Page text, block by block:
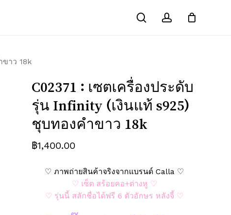
searchaccount
ขาว 18k
C02371 : เซตเครื่องประดับ
รุ่น Infinity (เงินแท้ s925)
ชุบทองคำขาว 18k
฿1,400.00
♡ ภาพถ่ายสินค้าจริงจากแบรนด์ Calla ♡
♡ เซ็ต สร้อยคอ+ต่างหู ♡
♡ รุ่นนี้ สลักชื่อได้ฟรี 6 ตัวอักษร หลังจี้ ♡
รณ์ “C02371 : เซตเครื่องประดับ รุ่น
ห้คนอื่นเห็น